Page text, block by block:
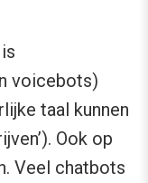
voicebots)
taal kunnen
Ook op
Veel chatbots